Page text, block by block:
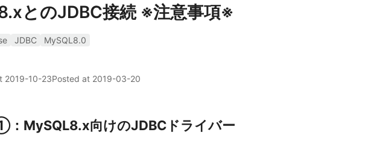
とのJDBC接続 ※注意事項※
JDBC
MySQL8.0
2019-10-23Posted at 2019-03-20
MySQL8.x向けのJDBCドライバー